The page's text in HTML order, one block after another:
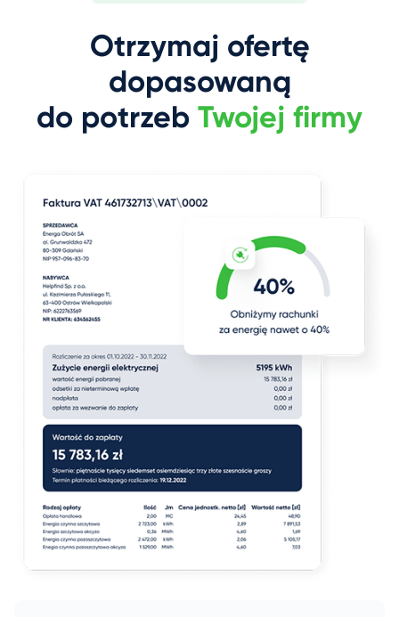
Otrzymaj ofertę
dopasowaną
do potrzeb Twojej firmy